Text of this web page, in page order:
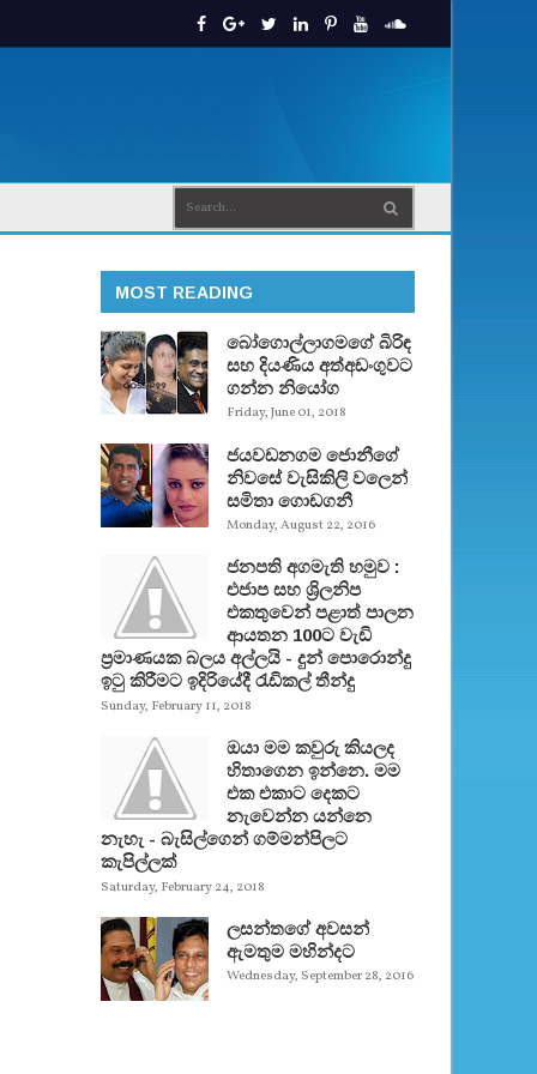
MOST READING
බෝගොල්ලාගමගේ බිරිඳ
සහ දියණිය අත්අඩංගුවට
ගන්න නියෝග
Friday, June 01, 2018
ජයවඩනගම ජොනීගේ
නිවසේ වැසිකිලි වලෙන්
සමිතා ගොඩගනී
Monday, August 22, 2016
ජනපති අගමැති හමුව :
එජාප සහ ශ්‍රිලනිප
එකතුවෙන් පළාත් පාලන
ආයතන 100ට වැඩි
ප්‍රමාණයක බලය අල්ලයි - දුන් පොරොන්දු
ඉටු කිරීමට ඉදිරියේදී රැඩිකල් තීන්දු
Sunday, February 11, 2018
ඔයා මම කවුරු කියලද
හිතාගෙන ඉන්නෙ. මම
එක එකාට දෙකට
නැවෙන්න යන්නෙ
නැහැ - බැසිල්ගෙන් ගම්මන්පිලට
කැපිල්ලක්
Saturday, February 24, 2018
ලසන්තගේ අවසන්
ඇමතුම මහින්දට
Wednesday, September 28, 2016